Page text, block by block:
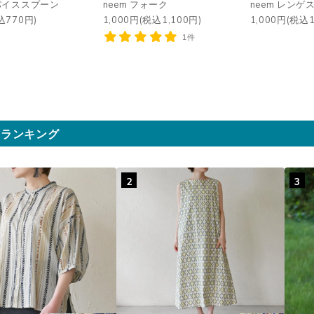
ススプーン
770円)
neem フォーク
1,000円(税込1,100円)
1件
neem レンゲ
1,000円(税込
ンキング
2 3